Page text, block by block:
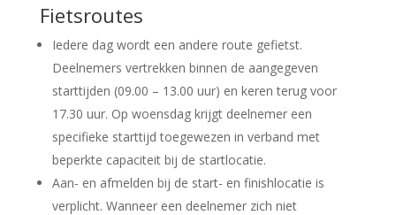
Fietsroutes
Iedere dag wordt een andere route gefietst.
Deelnemers vertrekken binnen de aangegeven
starttijden (09.00 – 13.00 uur) en keren terug voor
17.30 uur. Op woensdag krijgt deelnemer een
specifieke starttijd toegewezen in verband met
beperkte capaciteit bij de startlocatie.
Aan- en afmelden bij de start- en finishlocatie is
verplicht. Wanneer een deelnemer zich niet